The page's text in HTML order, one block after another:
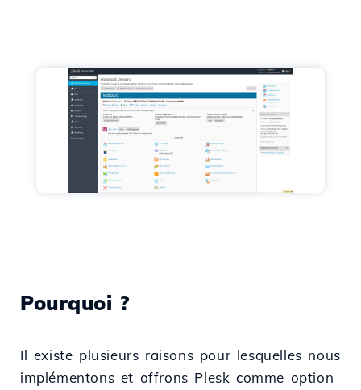
Pourquoi ?
Il existe plusieurs raisons pour lesquelles nous
implémentons et offrons Plesk comme option